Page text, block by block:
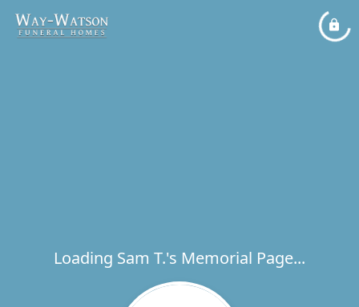
Loading Sam T.'s Memorial Page...